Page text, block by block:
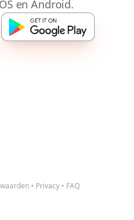
en Android.
• Privacy • FAQ